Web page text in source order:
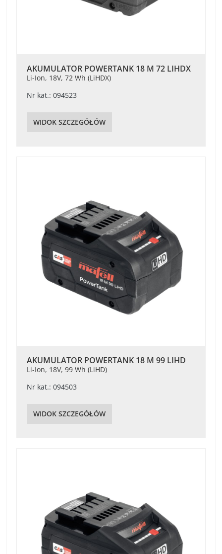
AKUMULATOR POWERTANK 18 M 72 LIHDX
Li-Ion, 18V, 72 Wh (LiHDX)
Nr kat.: 094523
WIDOK SZCZEGÓŁÓW
AKUMULATOR POWERTANK 18 M 99 LIHD
Li-Ion, 18V, 99 Wh (LiHD)
Nr kat.: 094503
WIDOK SZCZEGÓŁÓW